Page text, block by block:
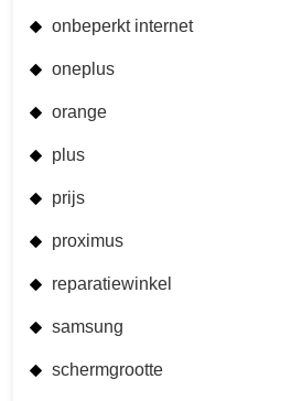
onbeperkt internet
oneplus
orange
plus
prijs
proximus
reparatiewinkel
samsung
schermgrootte